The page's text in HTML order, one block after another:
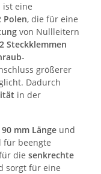
ist eine
Polen, die für eine
von Nullleitern
Steckklemmen
größerer
Dadurch
in der
90 mm Länge und
für beengte
die senkrechte
sorgt für eine